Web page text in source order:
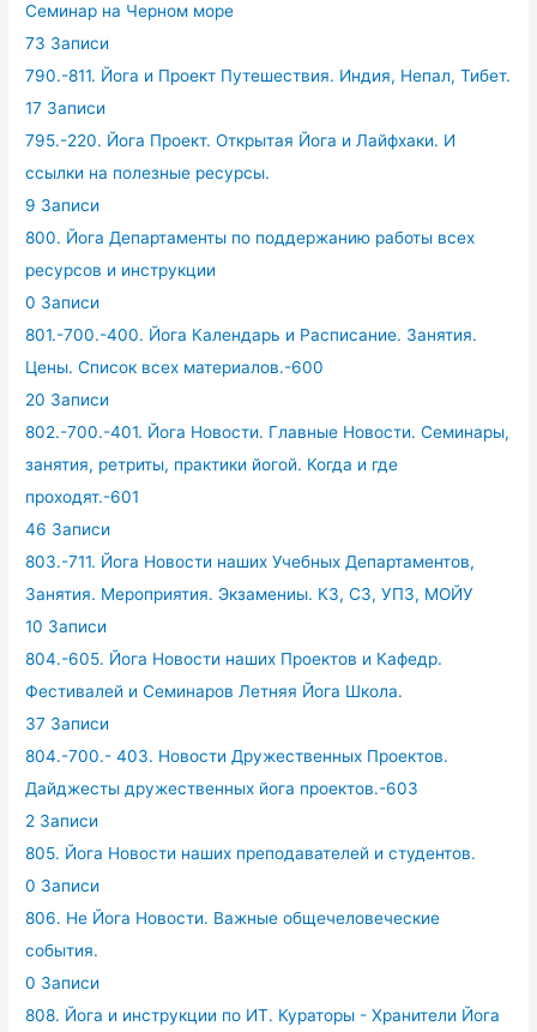
Семинар на Черном море
73 Записи
790.-811. Йога и Проект Путешествия. Индия, Непал, Тибет.
17 Записи
795.-220. Йога Проект. Открытая Йога и Лайфхаки. И
ссылки на полезные ресурсы.
9 Записи
800. Йога Департаменты по поддержанию работы всех
ресурсов и инструкции
0 Записи
801.-700.-400. Йога Календарь и Расписание. Занятия.
Цены. Список всех материалов.-600
20 Записи
802.-700.-401. Йога Новости. Главные Новости. Семинары,
занятия, ретриты, практики йогой. Когда и где
проходят.-601
46 Записи
803.-711. Йога Новости наших Учебных Департаментов,
Занятия. Мероприятия. Экзамениы. КЗ, СЗ, УПЗ, МОЙУ
10 Записи
804.-605. Йога Новости наших Проектов и Кафедр.
Фестивалей и Семинаров Летняя Йога Школа.
37 Записи
804.-700.- 403. Новости Дружественных Проектов.
Дайджесты дружественных йога проектов.-603
2 Записи
805. Йога Новости наших преподавателей и студентов.
0 Записи
806. Не Йога Новости. Важные общечеловеческие
события.
0 Записи
808. Йога и инструкции по ИТ. Кураторы - Хранители Йога